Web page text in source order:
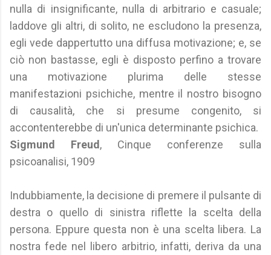
nulla di insignificante, nulla di arbitrario e casuale;
laddove gli altri, di solito, ne escludono la presenza,
egli vede dappertutto una diffusa motivazione; e, se
ciò non bastasse, egli è disposto perfino a trovare
una motivazione plurima delle stesse
manifestazioni psichiche, mentre il nostro bisogno
di causalità, che si presume congenito, si
accontenterebbe di un'unica determinante psichica.
Sigmund Freud , Cinque conferenze sulla
psicoanalisi, 1909
Indubbiamente, la decisione di premere il pulsante di
destra o quello di sinistra riflette la scelta della
persona. Eppure questa non è una scelta libera. La
nostra fede nel libero arbitrio, infatti, deriva da una